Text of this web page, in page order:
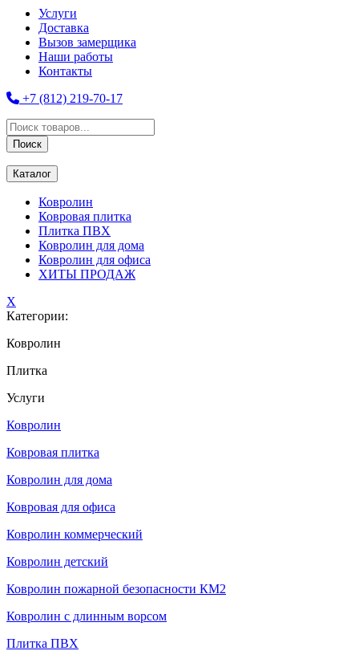
Услуги
Доставка
Вызов замерщика
Наши работы
Контакты
+7 (812) 219-70-17
Поиск
товаров
Поиск
Каталог
Ковролин
Ковровая плитка
Плитка ПВХ
Ковролин для дома
Ковролин для офиса
ХИТЫ ПРОДАЖ
X
Категории:
Ковролин
Плитка
Услуги
Ковролин
Ковровая плитка
Ковролин для дома
Ковровая для офиса
Ковролин коммерческий
Ковролин детский
Ковролин пожарной безопасности КМ2
Ковролин с длинным ворсом
Плитка ПВХ